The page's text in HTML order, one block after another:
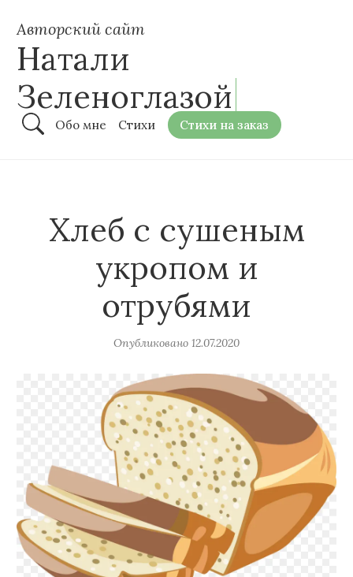
Авторский сайт
Натали
Зеленоглазой
Обо мне Стихи Стихи на заказ
Хлеб с сушеным
укропом и
отрубями
Опубликовано 12.07.2020